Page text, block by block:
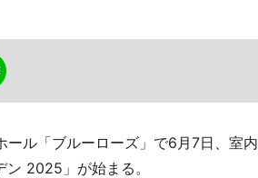
ル「ブルーローズ」で6月7日、室内
2025」が始まる。